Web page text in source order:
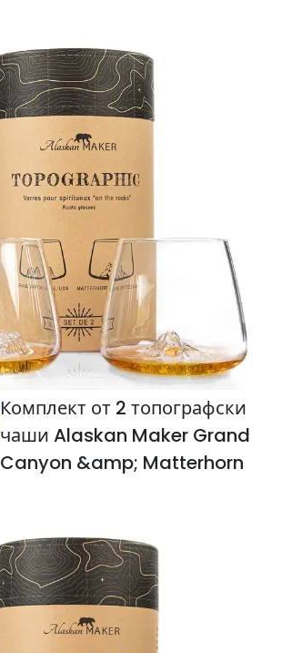
Комплект от 2 топографски
чаши Alaskan Maker Grand
Canyon &amp; Matterhorn